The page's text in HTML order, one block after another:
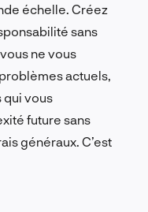
échelle. Créez
sans
ne vous
actuels,
qui vous
future sans
généraux. C’est